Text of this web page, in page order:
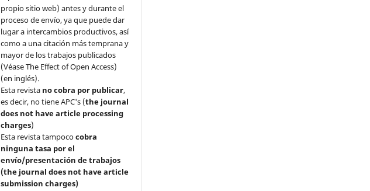
propio sitio web) antes y durante el
proceso de envío, ya que puede dar
lugar a intercambios productivos, así
como a una citación más temprana y
mayor de los trabajos publicados
(Véase The Effect of Open Access)
(en inglés).
Esta revista no cobra por publicar,
es decir, no tiene APC's (the journal
does not have article processing
charges)
Esta revista tampococobra
ninguna tasa por el
envío/presentación de trabajos
(the journal does not have article
submission charges)